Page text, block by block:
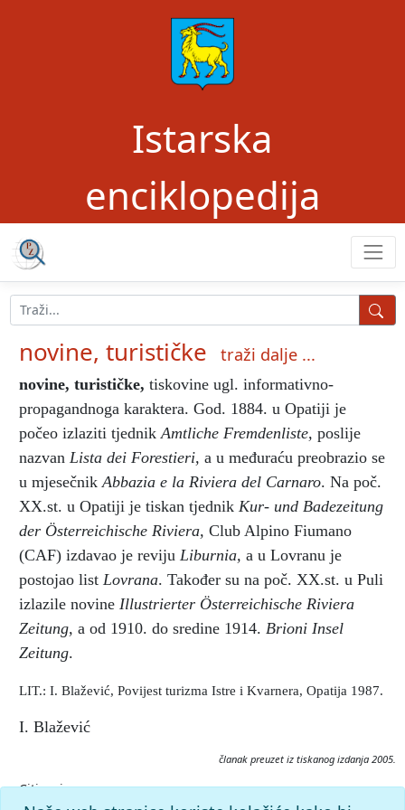
Istarska
enciklopedija
novine, turističke traži dalje ...
novine, turističke, tiskovine ugl. informativno-
propagandnoga karaktera. God. 1884. u Opatiji je
počeo izlaziti tjednik Amtliche Fremdenliste, poslije
nazvan Lista dei Forestieri, a u međuraću preobrazio se
u mjesečnik Abbazia e la Riviera del Carnaro. Na poč.
XX.st. u Opatiji je tiskan tjednik Kur- und Badezeitung
der Österreichische Riviera, Club Alpino Fiumano
(CAF) izdavao je reviju Liburnia, a u Lovranu je
postojao list Lovrana. Također su na poč. XX.st. u Puli
izlazile novine Illustrierter Österreichische Riviera
Zeitung, a od 1910. do sredine 1914. Brioni Insel
Zeitung.
LIT.: I. Blažević, Povijest turizma Istre i Kvarnera, Opatija 1987.
I. Blažević
članak preuzet iz tiskanog izdanja 2005.
Citiranje: